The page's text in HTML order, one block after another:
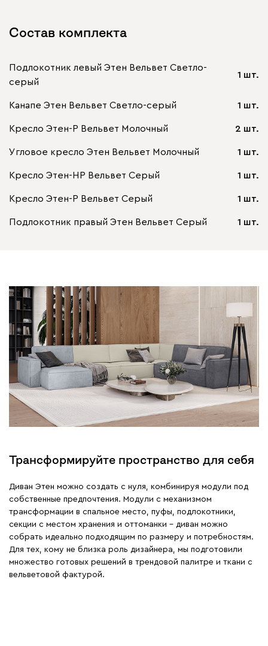
Состав комплекта
Подлокотник левый Этен Вельвет Светло-
серый
1 шт.
Канапе Этен Вельвет Светло-серый 1 шт.
Кресло Этен-Р Вельвет Молочный 2 шт.
Угловое кресло Этен Вельвет Молочный 1 шт.
Кресло Этен-НР Вельвет Серый 1 шт.
Кресло Этен-Р Вельвет Серый 1 шт.
Подлокотник правый Этен Вельвет Серый 1 шт.
Трансформируйте пространство для себя
Диван Этен можно создать с нуля, комбинируя модули под
собственные предпочтения. Модули с механизмом
трансформации в спальное место, пуфы, подлокотники,
секции с местом хранения и оттоманки – диван можно
собрать идеально подходящим по размеру и потребностям.
Для тех, кому не близка роль дизайнера, мы подготовили
множество готовых решений в трендовой палитре и ткани с
вельветовой фактурой.